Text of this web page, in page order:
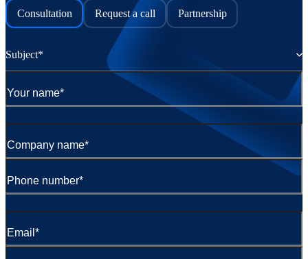
Consultation Request a call Partnership
Subject*